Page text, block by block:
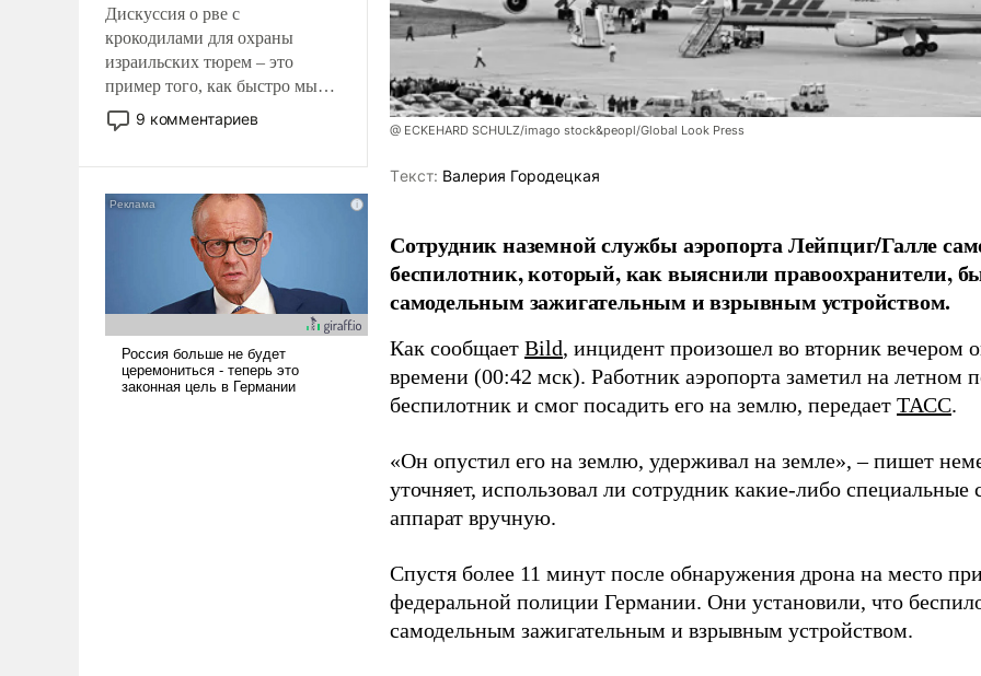
Дискуссия о рве с
крокодилами для охраны
израильских тюрем – это
пример того, как быстро мы
двигаемся по пути
революционных изменений.
псевдонаучной фантастики,
стало всерьез обсуждаемой
9 комментариев
@ ECKEHARD SCHULZ/imago stock&peopl/Global Look Press
Tекст: Валерия Городецкая
Сотрудник наземной службы аэропорта Лейпциг/Галле
беспилотник, который, как выяснили правоохранители,
самодельным зажигательным и взрывным устройством.
Как сообщает Bild, инцидент произошел во вторник вечером
времени (00:42 мск). Работник аэропорта заметил на летном
беспилотник и смог посадить его на землю, передает ТАСС.
«Он опустил его на землю, удерживал на земле», – пишет
уточняет, использовал ли сотрудник какие-либо специальные
аппарат вручную.
Спустя более 11 минут после обнаружения дрона на место
федеральной полиции Германии. Они установили, что
самодельным зажигательным и взрывным устройством.